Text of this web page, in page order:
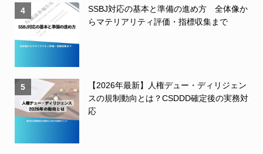
4
SSBJ対応の基本と準備の進め方 全体像か
らマテリアリティ評価・指標収集まで
5
【2026年最新】人権デュー・ディリジェン
スの規制動向とは？CSDDD確定後の実務対
応